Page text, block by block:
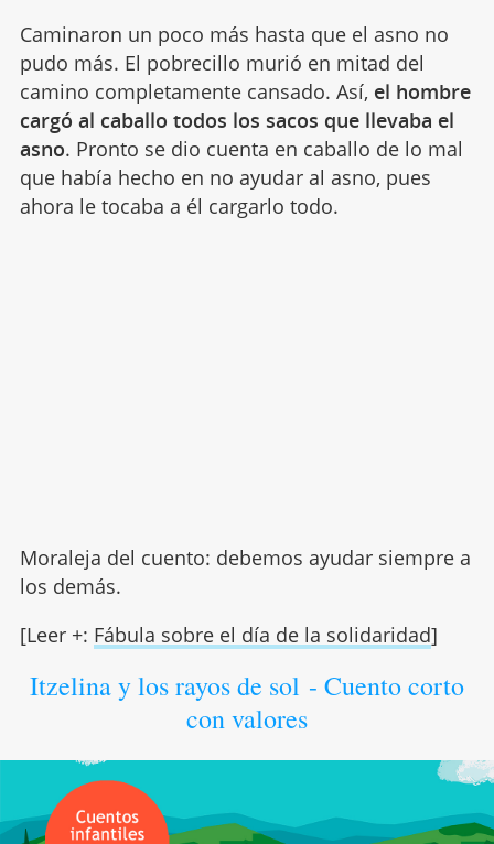
Caminaron un poco más hasta que el asno no
pudo más. El pobrecillo murió en mitad del
camino completamente cansado. Así, el hombre
cargó al caballo todos los sacos que llevaba el
asno. Pronto se dio cuenta en caballo de lo mal
que había hecho en no ayudar al asno, pues
ahora le tocaba a él cargarlo todo.
Moraleja del cuento: debemos ayudar siempre a
los demás.
[Leer +: Fábula sobre el día de la solidaridad]
Itzelina y los rayos de sol - Cuento corto
con valores